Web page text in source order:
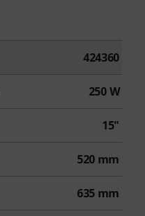
424360
250 W
15"
520 mm
635 mm